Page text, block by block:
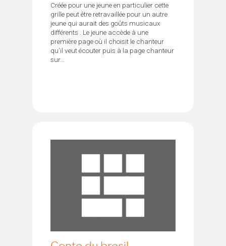
Créée pour une jeune en particulier cette
grille peut être retravaillée pour un autre
jeune qui aurait des goûts musicaux
différents . Le jeune accède à une
première page où il choisit le chanteur
qu'il veut écouter puis à la page chanteur
sur...